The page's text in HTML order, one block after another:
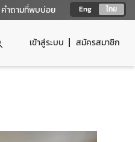
Eng ไทย
คำถามที่พบบ่อย
เข้าสู่ระบบ สมัครสมาชิก